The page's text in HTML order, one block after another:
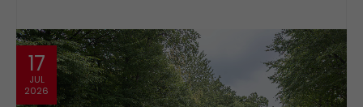
17
JUL
2026